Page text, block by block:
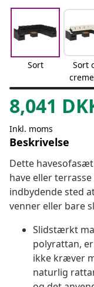
Sort
Sort
vet
8,041
Inkl. moms
Beskrivelse
Dette
have eller
indbydende sted
venner eller bare
Slidstærkt
polyrattan,
ikke kræver
naturlig